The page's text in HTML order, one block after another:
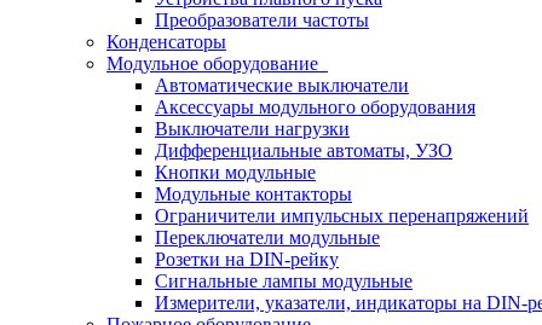
Преобразователи частоты
Конденсаторы
Модульное оборудование
Автоматические выключатели
Аксессуары модульного оборудования
Выключатели нагрузки
Дифференциальные автоматы, УЗО
Кнопки модульные
Модульные контакторы
Ограничители импульсных перенапряжений
Переключатели модульные
Розетки на DIN-рейку
Сигнальные лампы модульные
Измерители, указатели, индикаторы на DIN-